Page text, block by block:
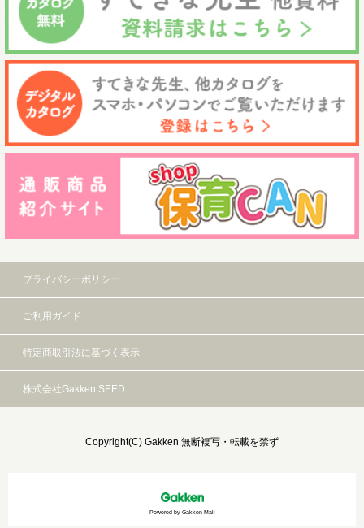
プライバシーポリシー
ご利用ガイド
特定商取引法に基づく表示
株式会社Gakken SEED
Copyright(C) Gakken 無断複写・転載を禁ず
Powered by Gakken Mall